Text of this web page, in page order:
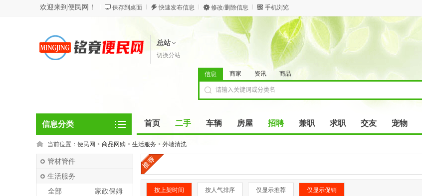
欢迎来到便民网！ 保存到桌面 快速发布信息 修改/删除信息 手机浏览
总站
切换分站
信息 商家 资讯 商品
信息分类 首页 二手 车辆 房屋 招聘 兼职 求职 交友 宠物
当前位置： 便民网 > 商品网购 > 生活服务 > 外墙清洗
管材管件
生活服务
全部
家政保姆
按上架时间 按人气排序 仅显示推荐 仅显示促销